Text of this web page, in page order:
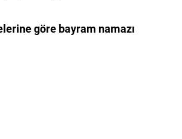
göre bayram namazı